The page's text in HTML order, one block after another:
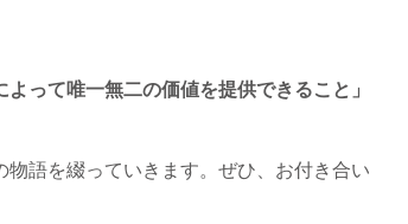
って唯一無二の価値を提供できること」
語を綴っていきます。ぜひ、お付き合い